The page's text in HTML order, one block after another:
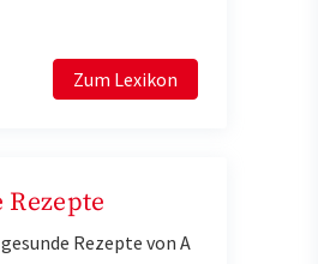
Zum Lexikon
Rezepte
Rezepte von A